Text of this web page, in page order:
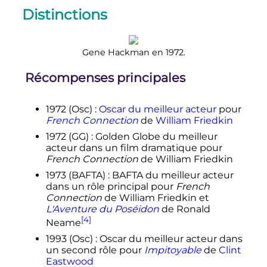
Distinctions
Gene Hackman en 1972.
Récompenses principales
1972 (Osc) : Oscar du meilleur acteurpour
French Connectionde William Friedkin
1972 (GG) : Golden Globe du meilleur
acteur dans un film dramatique pour
French Connectionde William Friedkin
1973 (BAFTA) : BAFTA du meilleur acteur
dans un rôle principal pour French
Connectionde William Friedkin et
L'Aventure du Poséidonde Ronald
Neame[4]
1993 (Osc) : Oscar du meilleur acteur dans
un second rôle pour Impitoyablede Clint
Eastwood